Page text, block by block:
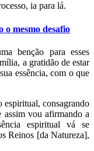
ia para lá.
o mesmo desafio
benção para esses
a gratidão de estar
essência, com o que
espiritual, consagrando
vou afirmando a
espiritual vá se
Reinos [da Natureza],